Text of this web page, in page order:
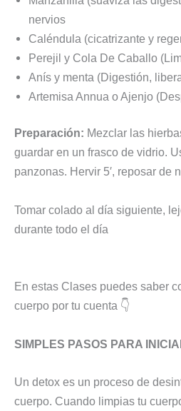
nervios
Caléndula (cicatrizante y
Perejil y Cola De Caballo
Anís y menta (Digestión,
Artemisa Annua o Ajenjo
Preparación: Mezclar las
guardar en un frasco de vidrio.
panzonas. Hervir 5′, reposar de
Tomar colado al día siguiente,
durante todo el día
En estas Clases puedes saber
cuerpo por tu cuenta 👇
SIMPLES PASOS PARA
Un detox es un proceso de
cuerpo. Cuando limpias tu